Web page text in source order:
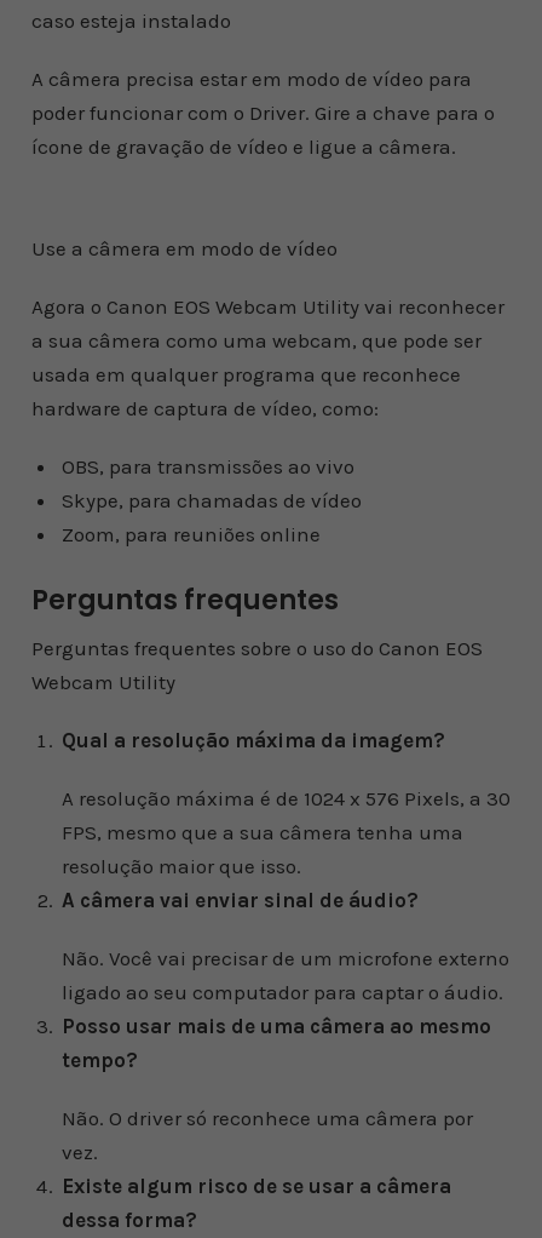
caso esteja instalado
A câmera precisa estar em modo de vídeo para
poder funcionar com o Driver. Gire a chave para o
ícone de gravação de vídeo e ligue a câmera.
Use a câmera em modo de vídeo
Agora o Canon EOS Webcam Utility vai reconhecer
a sua câmera como uma webcam, que pode ser
usada em qualquer programa que reconhece
hardware de captura de vídeo, como:
OBS, para transmissões ao vivo
Skype, para chamadas de vídeo
Zoom, para reuniões online
Perguntas frequentes
Perguntas frequentes sobre o uso do Canon EOS
Webcam Utility
Qual a resolução máxima da imagem?
A resolução máxima é de 1024 x 576 Pixels, a 30
FPS, mesmo que a sua câmera tenha uma
resolução maior que isso.
A câmera vai enviar sinal de áudio?
Não. Você vai precisar de um microfone externo
ligado ao seu computador para captar o áudio.
Posso usar mais de uma câmera ao mesmo
tempo?
Não. O driver só reconhece uma câmera por
vez.
Existe algum risco de se usar a câmera
dessa forma?